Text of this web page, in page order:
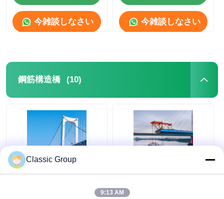
今雑談しなさい 今雑談しなさい
鋼筋構造橋 (10)
Q420B 鋼筋構造 プリ
トラス橋 金属吊り橋
Classic Group
9:13 AM